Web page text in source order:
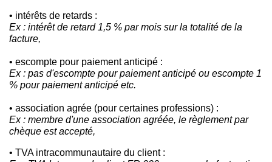
• intérêts de retards :
Ex : intérêt de retard 1,5 % par mois sur la totalité de la
facture,
• escompte pour paiement anticipé :
Ex : pas d'escompte pour paiement anticipé ou escompte 1
% pour paiement anticipé etc.
• association agrée (pour certaines professions) :
Ex : membre d'une association agréée, le règlement par
chèque est accepté,
• TVA intracommunautaire du client :